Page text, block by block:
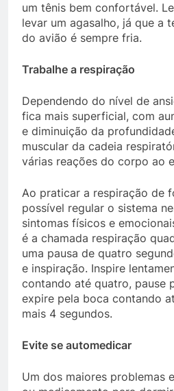
um tênis bem confortável.
levar um agasalho, já que a
do avião é sempre fria.
Trabalhe a respiração
Dependendo do nível de
fica mais superficial, com
e diminuição da
muscular da cadeia
várias reações do corpo ao
Ao praticar a respiração de
possível regular o sistema
sintomas físicos e
é a chamada respiração
uma pausa de quatro
e inspiração. Inspire
contando até quatro, pause
expire pela boca contando
mais 4 segundos.
Evite se automedicar
Um dos maiores problemas